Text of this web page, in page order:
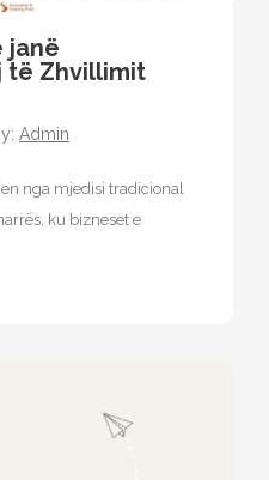
janë
të Zhvillimit
Admin
nga mjedisi tradicional
ku bizneset e